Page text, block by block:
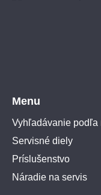
Menu
Vyhľadávanie podľa
Servisné diely
Príslušenstvo
Náradie na servis